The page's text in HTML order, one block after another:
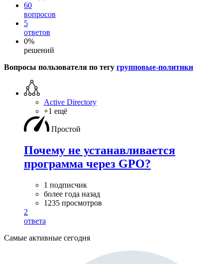
60
вопросов
5
ответов
0%
решений
Вопросы пользователя по тегу групповые-политики
Active Directory
+1 ещё
Простой
Почему не устанавливается
программа через GPO?
1 подписчик
более года назад
1235 просмотров
2
ответа
Самые активные сегодня